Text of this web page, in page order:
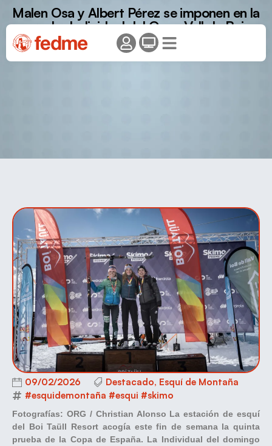
Malen Osa y Albert Pérez se imponen en la
prueba Individual del Open Vall de Boi,
puntuable para la Copa de España.
09/02/2026 Destacado, Esquí de Montaña
#esquidemontaña #esqui #skimo
Fotografías: ORG / Christian Alonso La estación de esquí
del Boi Taüll Resort acogía este fin de semana la quinta
prueba de la Copa de España. La Individual del domingo